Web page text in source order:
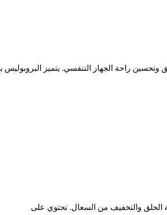
راحة الجهاز التنفسي. يتميز البروبوليس